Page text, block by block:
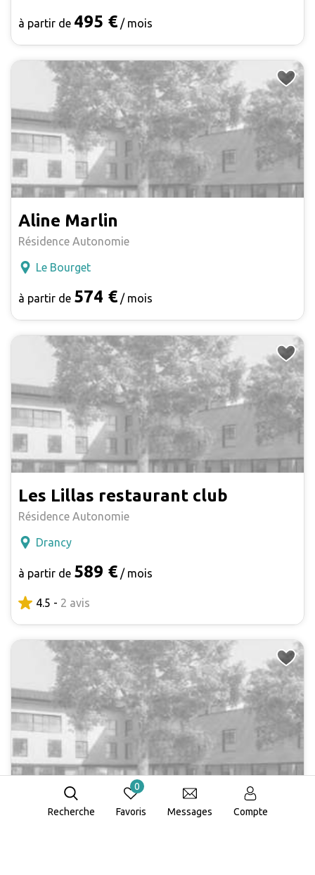
à partir de 495 € / mois
Aline Marlin
Résidence Autonomie
Le Bourget
à partir de 574 € / mois
Les Lillas restaurant club
Résidence Autonomie
Drancy
à partir de 589 € / mois
4.5 - 2 avis
Les myosotis
Recherche Favoris
0
Messages Compte